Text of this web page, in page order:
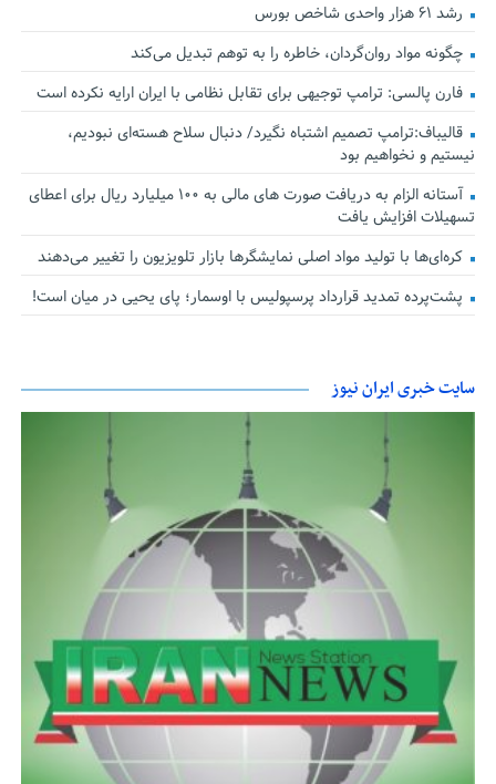
رشد ۶۱ هزار واحدی شاخص بورس
چگونه مواد روان‌گردان، خاطره را به توهم تبدیل می‌کند
فارن پالسی: ترامپ توجیهی برای تقابل نظامی با ایران ارایه نکرده است
قالیباف:ترامپ تصمیم اشتباه نگیرد/ دنبال سلاح هسته‌ای نبودیم،
نیستیم و نخواهیم بود
آستانه الزام به دریافت صورت های مالی به ۱۰۰ میلیارد ریال برای اعطای
تسهیلات افزایش یافت
کره‌ای‌ها با تولید مواد اصلی نمایشگرها بازار تلویزیون را تغییر می‌دهند
پشت‌پرده تمدید قرارداد پرسپولیس با اوسمار؛ پای یحیی در میان است!
سایت خبری ایران نیوز